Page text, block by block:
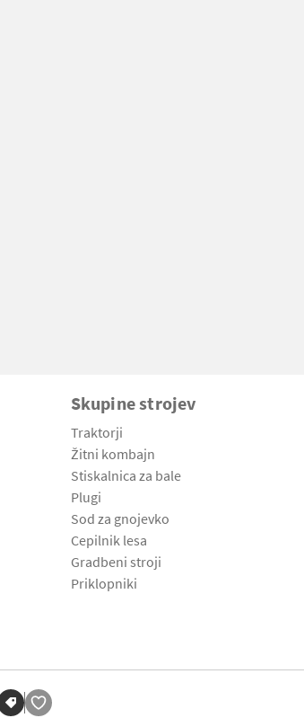
Skupine strojev
Traktorji
Žitni kombajn
Stiskalnica za bale
Plugi
Sod za gnojevko
Cepilnik lesa
Gradbeni stroji
Priklopniki